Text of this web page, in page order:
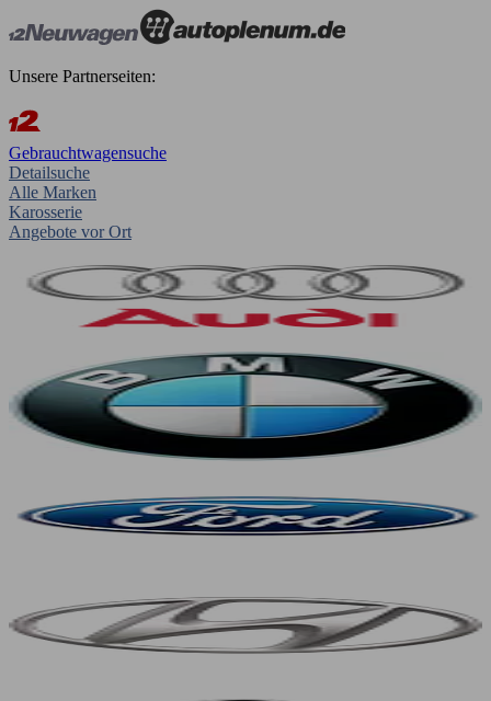
Unsere Partnerseiten:
Gebrauchtwagensuche
Detailsuche
Alle Marken
Karosserie
Angebote vor Ort